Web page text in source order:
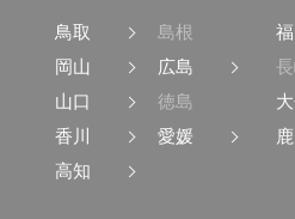
鳥取
島根
岡山
広島
山口
徳島
香川
愛媛
高知